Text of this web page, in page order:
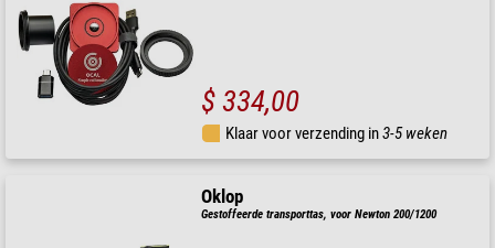
$ 334,00
Klaar voor verzending in3-5 weken
Oklop
Gestoffeerde transporttas, voor Newton 200/1200